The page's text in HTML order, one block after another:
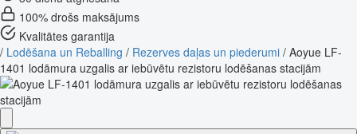
100% drošs maksājums
Kvalitātes garantija
/ Lodēšana un Reballing / Rezerves daļas un piederumi / Aoyue LF-
1401 lodāmura uzgalis ar iebūvētu rezistoru lodēšanas stacijām